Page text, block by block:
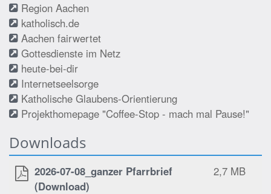
Region Aachen
katholisch.de
Aachen fairwertet
Gottesdienste im Netz
heute-bei-dir
Internetseelsorge
Katholische Glaubens-Orientierung
Projekthomepage "Coffee-Stop - mach mal Pause!"
Downloads
2026-07-08_ganzer Pfarrbrief
(Download)
2,7 MB